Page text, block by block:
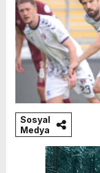
Sosyal
Medya